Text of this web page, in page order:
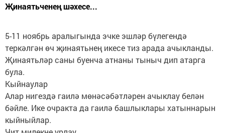
Җинаятьченең шәхесе...
5-11 ноябрь аралыгында эчке эшләр бүлегендә
теркәлгән өч җинаятьнең икесе тиз арада ачыкланды.
Җинаятьләр саны буенча атнаны тыныч дип атарга
була.
Кыйнаулар
Алар нигездә гаилә мөнәсәбәтләрен ачыклау белән
бәйле. Ике очракта да гаилә башлыклары хатыннарын
кыйныйлар.